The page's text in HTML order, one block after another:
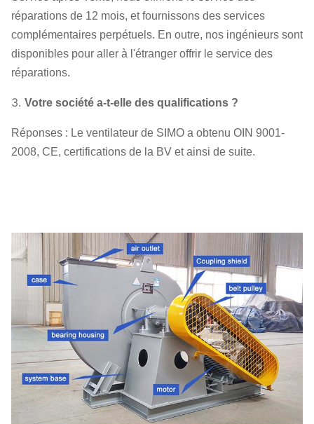
réparations de 12 mois, et fournissons des services
complémentaires perpétuels. En outre, nos ingénieurs sont
disponibles pour aller à l'étranger offrir le service des
réparations.
3. Votre société a-t-elle des qualifications ?
Réponses : Le ventilateur de SIMO a obtenu OIN 9001-
2008, CE, certifications de la BV et ainsi de suite.